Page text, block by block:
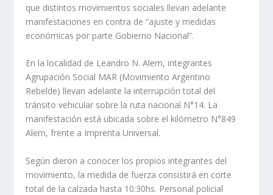
que distintos movimientos sociales llevan adelante
manifestaciones en contra de “ajuste y medidas
económicas por parte Gobierno Nacional”.
En la localidad de Leandro N. Alem, integrantes
Agrupación Social MAR (Movimiento Argentino
Rebelde) llevan adelante la interrupción total del
tránsito vehicular sobre la ruta nacional N°14. La
manifestación está ubicada sobre el kilómetro N°849
Alem, frente a Imprenta Universal.
Según dieron a conocer los propios integrantes del
movimiento, la medida de fuerza consistirá en corte
total de la calzada hasta 10:30hs. Personal policial